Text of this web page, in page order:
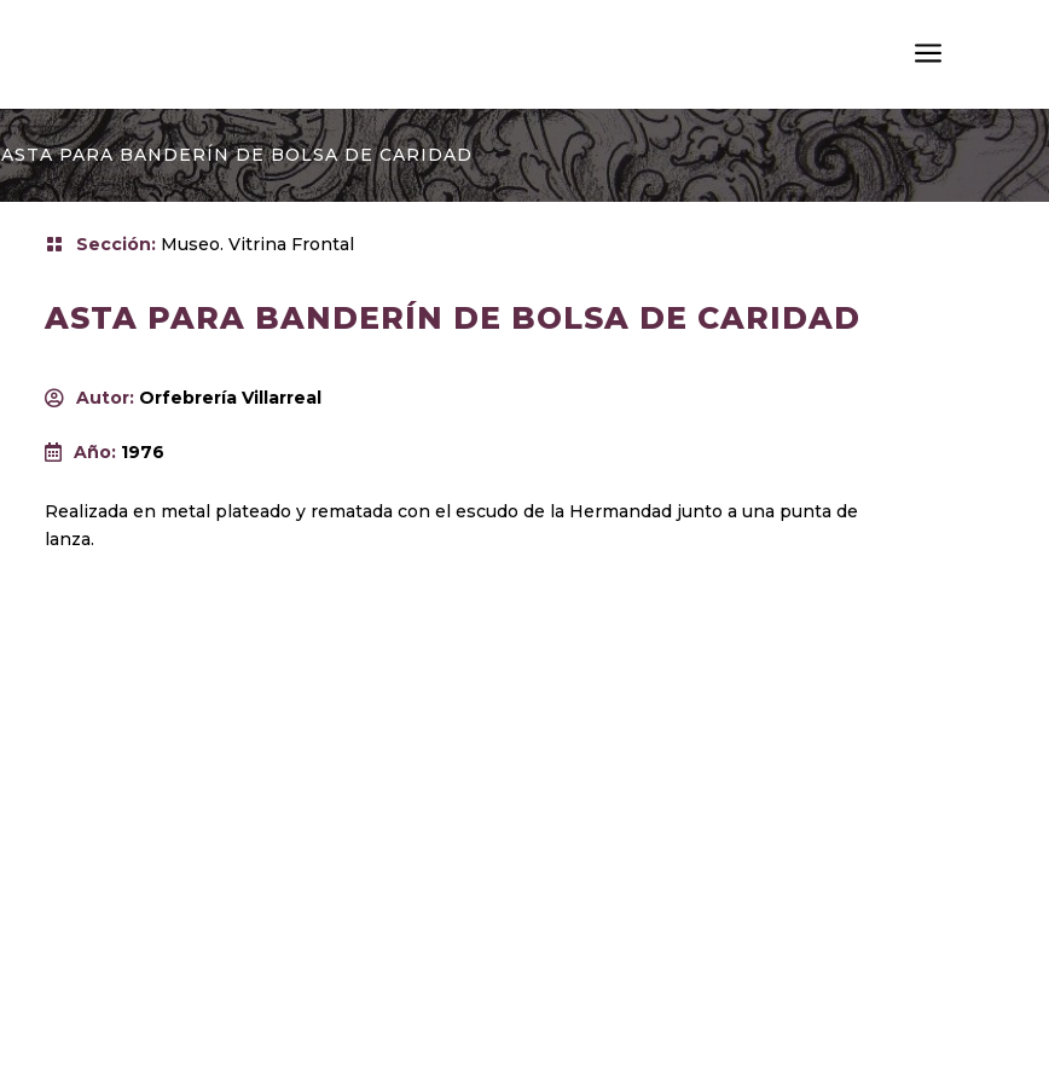
a
ASTA PARA BANDERÍN DE BOLSA DE CARIDAD
Sección: Museo. Vitrina Frontal
ASTA PARA BANDERÍN DE BOLSA DE CARIDAD
Autor: Orfebrería Villarreal
Año: 1976
Realizada en metal plateado y rematada con el escudo de la Hermandad junto a una punta de
lanza.